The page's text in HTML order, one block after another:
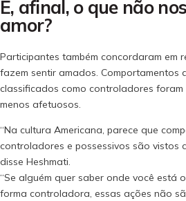
E, afinal, o que não
amor?
Participantes também concordaram em
fazem sentir amados. Comportamentos
classificados como controladores
menos afetuosos.
“Na cultura Americana, parece que
controladores e possessivos são vistos
disse Heshmati.
“Se alguém quer saber onde você está
forma controladora, essas ações não